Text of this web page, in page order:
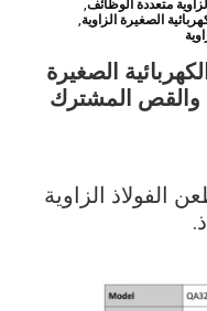
متعددة الوظائف,
الصغيرة الزاوية,
الصغيرة
والقص المشترك
الفولاذ الزاوية